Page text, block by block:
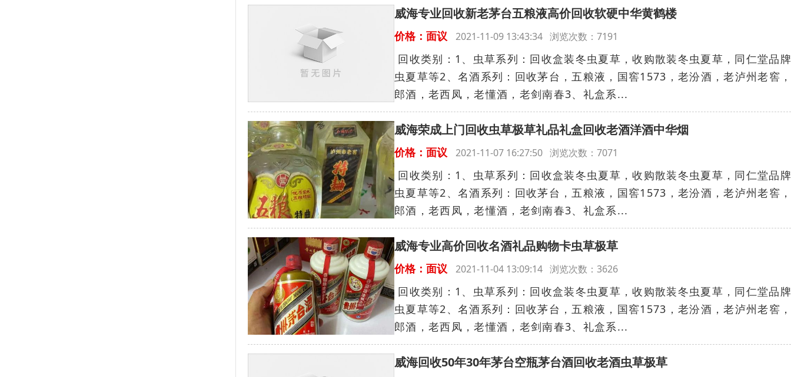
威海专业回收新老茅台五粮液高价回收软硬中华黄鹤楼
价格：面议 2021-11-09 13:43:34 浏览次数：7191
回收类别：1、虫草系列：回收盒装冬虫夏草，收购散装冬虫夏草，同仁堂品
虫夏草等2、名酒系列：回收茅台，五粮液，国窖1573，老汾酒，老泸州老窖
郎酒，老西凤，老懂酒，老剑南春3、礼盒系...
威海荣成上门回收虫草极草礼品礼盒回收老酒洋酒中华烟
价格：面议 2021-11-07 16:27:50 浏览次数：7071
回收类别：1、虫草系列：回收盒装冬虫夏草，收购散装冬虫夏草，同仁堂品
虫夏草等2、名酒系列：回收茅台，五粮液，国窖1573，老汾酒，老泸州老窖
郎酒，老西凤，老懂酒，老剑南春3、礼盒系...
威海专业高价回收名酒礼品购物卡虫草极草
价格：面议 2021-11-04 13:09:14 浏览次数：3626
回收类别：1、虫草系列：回收盒装冬虫夏草，收购散装冬虫夏草，同仁堂品
虫夏草等2、名酒系列：回收茅台，五粮液，国窖1573，老汾酒，老泸州老窖
郎酒，老西凤，老懂酒，老剑南春3、礼盒系...
威海回收50年30年茅台空瓶茅台酒回收老酒虫草极草